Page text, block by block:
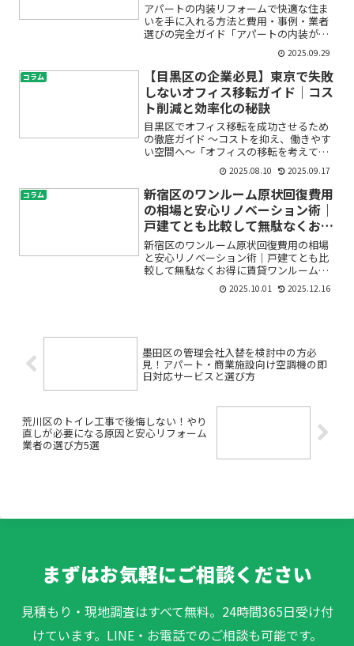
アパートの内装リフォームで快適な住ま
いを手に入れる方法と費用・事例・業者
選びの完全ガイド「アパートの内装が古
くて毎日気分が上がらない」「賃貸アパ
ートのリフォームっていくらかかる
の？」「どんなデザインや事例があるの
か見てみたい」「信頼できる業...
2025.09.29
コラム
【目黒区の企業必見】東京で失敗
しないオフィス移転ガイド｜コス
ト削減と効率化の秘訣
目黒区でオフィス移転を成功させるため
の徹底ガイド 〜コストを抑え、働きやす
い空間へ〜「オフィスの移転を考えてい
るけれど、何から始めればいいのかわか
らない」「移転費用が心配」「どんな業
者を選べば失敗しないの？」このような
悩みをお持ちの目黒区・...
2025.08.10 2025.09.17
コラム
新宿区のワンルーム原状回復費用
の相場と安心リノベーション術｜
戸建てとも比較して無駄なくお得
に
新宿区のワンルーム原状回復費用の相場
と安心リノベーション術｜戸建てとも比
較して無駄なくお得に賃貸ワンルームを
退去する際、「原状回復費用はいくらか
かるの？」「高額な請求をされたらどう
2025.10.01 2025.12.16
墨田区の管理会社入替を検討中の方必
見！アパート・商業施設向け空調機の即
日対応サービスと選び方
荒川区のトイレ工事で後悔しない！やり
直しが必要になる原因と安心リフォーム
業者の選び方5選
まずはお気軽にご相談ください
見積もり・現地調査はすべて無料。24時間365日受け付
けています。LINE・お電話でのご相談も可能です。